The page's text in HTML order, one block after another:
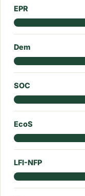
EPR
Dem
SOC
EcoS
LFI-NFP